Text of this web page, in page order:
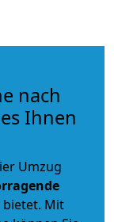
nach
Ihnen
Umzug
bietet. Mit